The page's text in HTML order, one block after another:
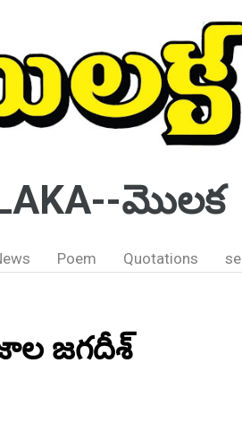
మొలక
Poem Quotations se
జగదీశ్